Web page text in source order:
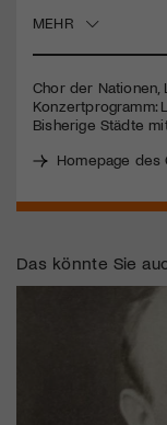
MEHR
Chor der Nationen,
Konzertprogramm:
Bisherige Städte
Homepage des
Das könnte Sie